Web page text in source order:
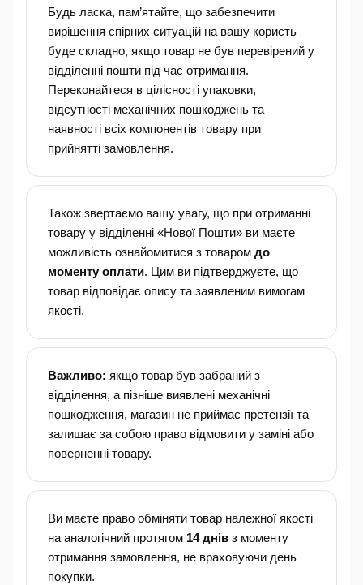
Будь ласка, пам’ятайте, що забезпечити
вирішення спірних ситуацій на вашу користь
буде складно, якщо товар не був перевірений у
відділенні пошти під час отримання.
Переконайтеся в цілісності упаковки,
відсутності механічних пошкоджень та
наявності всіх компонентів товару при
прийнятті замовлення.
Також звертаємо вашу увагу, що при отриманні
товару у відділенні «Нової Пошти» ви маєте
можливість ознайомитися з товаром до
моменту оплати. Цим ви підтверджуєте, що
товар відповідає опису та заявленим вимогам
якості.
Важливо: якщо товар був забраний з
відділення, а пізніше виявлені механічні
пошкодження, магазин не приймає претензії та
залишає за собою право відмовити у заміні або
поверненні товару.
Ви маєте право обміняти товар належної якості
на аналогічний протягом 14 днів з моменту
отримання замовлення, не враховуючи день
покупки.